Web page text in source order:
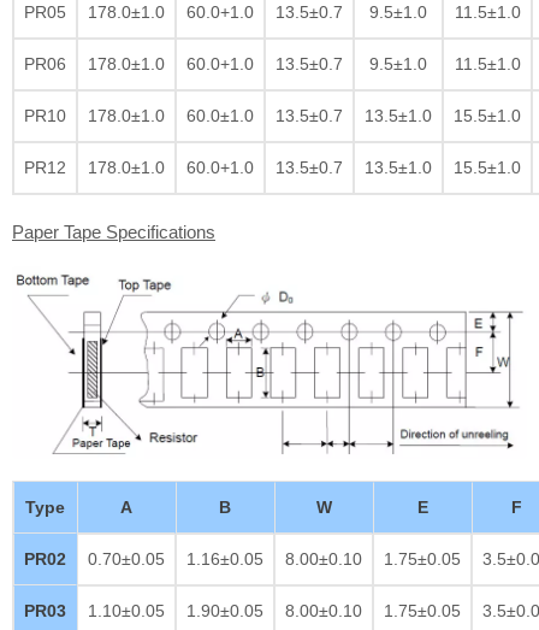
PR05 178.0±1.0 60.0+1.0 13.5±0.7 9.5±1.0 11.5±1.0
PR06 178.0±1.0 60.0+1.0 13.5±0.7 9.5±1.0 11.5±1.0
PR10 178.0±1.0 60.0±1.0 13.5±0.7 13.5±1.0 15.5±1.0
PR12 178.0±1.0 60.0+1.0 13.5±0.7 13.5±1.0 15.5±1.0
Paper Tape Specifications
Type A B W E F
PR02 0.70±0.05 1.16±0.05 8.00±0.10 1.75±0.05
PR03 1.10±0.05 1.90±0.05 8.00±0.10 1.75±0.05